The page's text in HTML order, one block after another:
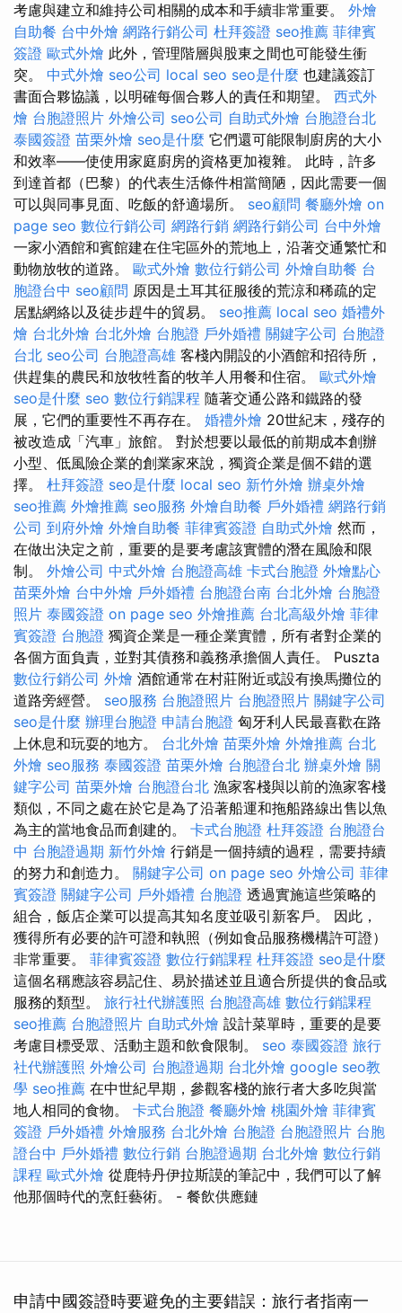
考慮與建立和維持公司相關的成本和手續非常重要。 外燴
自助餐 台中外燴 網路行銷公司 杜拜簽證 seo推薦 菲律賓
簽證 歐式外燴 此外，管理階層與股東之間也可能發生衝
突。 中式外燴 seo公司 local seo seo是什麼 也建議簽訂
書面合夥協議，以明確每個合夥人的責任和期望。 西式外
燴 台胞證照片 外燴公司 seo公司 自助式外燴 台胞證台北
泰國簽證 苗栗外燴 seo是什麼 它們還可能限制廚房的大小
和效率——使使用家庭廚房的資格更加複雜。 此時，許多
到達首都（巴黎）的代表生活條件相當簡陋，因此需要一個
可以與同事見面、吃飯的舒適場所。 seo顧問 餐廳外燴 on
page seo 數位行銷公司 網路行銷 網路行銷公司 台中外燴
一家小酒館和賓館建在住宅區外的荒地上，沿著交通繁忙和
動物放牧的道路。 歐式外燴 數位行銷公司 外燴自助餐 台
胞證台中 seo顧問 原因是土耳其征服後的荒涼和稀疏的定
居點網絡以及徒步趕牛的貿易。 seo推薦 local seo 婚禮外
燴 台北外燴 台北外燴 台胞證 戶外婚禮 關鍵字公司 台胞證
台北 seo公司 台胞證高雄 客棧內開設的小酒館和招待所，
供趕集的農民和放牧牲畜的牧羊人用餐和住宿。 歐式外燴
seo是什麼 seo 數位行銷課程 隨著交通公路和鐵路的發
展，它們的重要性不再存在。 婚禮外燴 20世紀末，殘存的
被改造成「汽車」旅館。 對於想要以最低的前期成本創辦
小型、低風險企業的創業家來說，獨資企業是個不錯的選
擇。 杜拜簽證 seo是什麼 local seo 新竹外燴 辦桌外燴
seo推薦 外燴推薦 seo服務 外燴自助餐 戶外婚禮 網路行銷
公司 到府外燴 外燴自助餐 菲律賓簽證 自助式外燴 然而，
在做出決定之前，重要的是要考慮該實體的潛在風險和限
制。 外燴公司 中式外燴 台胞證高雄 卡式台胞證 外燴點心
苗栗外燴 台中外燴 戶外婚禮 台胞證台南 台北外燴 台胞證
照片 泰國簽證 on page seo 外燴推薦 台北高級外燴 菲律
賓簽證 台胞證 獨資企業是一種企業實體，所有者對企業的
各個方面負責，並對其債務和義務承擔個人責任。 Puszta
數位行銷公司 外燴 酒館通常在村莊附近或設有換馬攤位的
道路旁經營。 seo服務 台胞證照片 台胞證照片 關鍵字公司
seo是什麼 辦理台胞證 申請台胞證 匈牙利人民最喜歡在路
上休息和玩耍的地方。 台北外燴 苗栗外燴 外燴推薦 台北
外燴 seo服務 泰國簽證 苗栗外燴 台胞證台北 辦桌外燴 關
鍵字公司 苗栗外燴 台胞證台北 漁家客棧與以前的漁家客棧
類似，不同之處在於它是為了沿著船運和拖船路線出售以魚
為主的當地食品而創建的。 卡式台胞證 杜拜簽證 台胞證台
中 台胞證過期 新竹外燴 行銷是一個持續的過程，需要持續
的努力和創造力。 關鍵字公司 on page seo 外燴公司 菲律
賓簽證 關鍵字公司 戶外婚禮 台胞證 透過實施這些策略的
組合，飯店企業可以提高其知名度並吸引新客戶。 因此，
獲得所有必要的許可證和執照（例如食品服務機構許可證）
非常重要。 菲律賓簽證 數位行銷課程 杜拜簽證 seo是什麼
這個名稱應該容易記住、易於描述並且適合所提供的食品或
服務的類型。 旅行社代辦護照 台胞證高雄 數位行銷課程
seo推薦 台胞證照片 自助式外燴 設計菜單時，重要的是要
考慮目標受眾、活動主題和飲食限制。 seo 泰國簽證 旅行
社代辦護照 外燴公司 台胞證過期 台北外燴 google seo教
學 seo推薦 在中世紀早期，參觀客棧的旅行者大多吃與當
地人相同的食物。 卡式台胞證 餐廳外燴 桃園外燴 菲律賓
簽證 戶外婚禮 外燴服務 台北外燴 台胞證 台胞證照片 台胞
證台中 戶外婚禮 數位行銷 台胞證過期 台北外燴 數位行銷
課程 歐式外燴 從鹿特丹伊拉斯謨的筆記中，我們可以了解
他那個時代的烹飪藝術。 - 餐飲供應鏈
申請中國簽證時要避免的主要錯誤：旅行者指南一